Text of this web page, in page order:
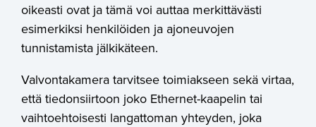
oikeasti ovat ja tämä voi auttaa merkittävästi
esimerkiksi henkilöiden ja ajoneuvojen
tunnistamista jälkikäteen.
Valvontakamera tarvitsee toimiakseen sekä virtaa,
että tiedonsiirtoon joko Ethernet-kaapelin tai
vaihtoehtoisesti langattoman yhteyden, joka